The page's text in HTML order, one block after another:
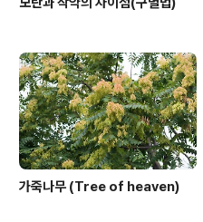
가죽나무 (Tree of heaven)